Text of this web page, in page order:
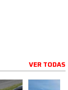
VER TODAS